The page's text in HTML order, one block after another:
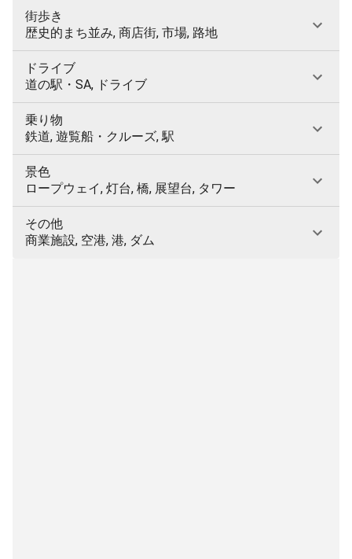
街歩き
歴史的まち並み, 商店街, 市場, 路地
ドライブ
道の駅・SA, ドライブ
乗り物
鉄道, 遊覧船・クルーズ, 駅
景色
ロープウェイ, 灯台, 橋, 展望台, タワー
その他
商業施設, 空港, 港, ダム